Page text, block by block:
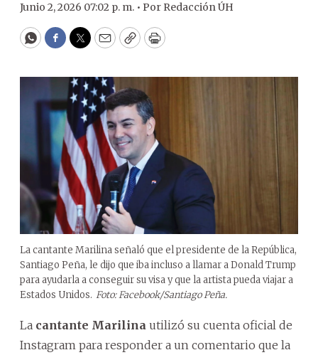
Junio 2, 2026 07:02 p. m. • Por Redacción ÚH
WhatsApp
Facebook
Twitter
EmailCopyPrint
La cantante Marilina señaló que el presidente de la República,
Santiago Peña, le dijo que iba incluso a llamar a Donald Trump
para ayudarla a conseguir su visa y que la artista pueda viajar a
Estados Unidos. Foto: Facebook/Santiago Peña.
La cantante Marilina utilizó su cuenta oficial de
Instagram para responder a un comentario que la